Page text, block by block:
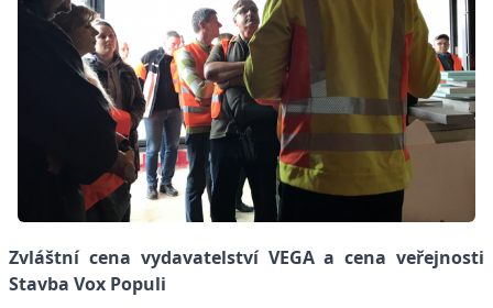
Zvláštní cena vydavatelství VEGA a cena veřejnosti
Stavba Vox Populi